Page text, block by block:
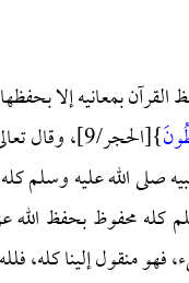
بمعانيه إلا
}[الحجر/9]، وقال تعالى: {
كلام نبيه صلى الله
كله محفوظ بحفظ الله
منقول إلينا كله،